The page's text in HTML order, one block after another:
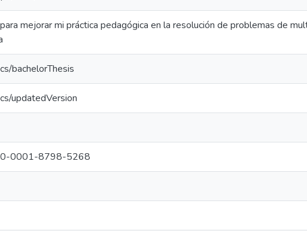
mejorar mi práctica pedagógica en la resolución de problemas de
bachelorThesis
updatedVersion
0001-8798-5268